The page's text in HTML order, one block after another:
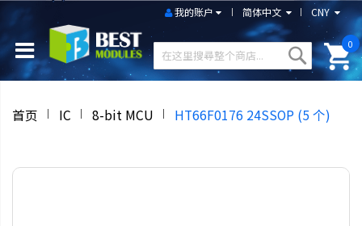
CNY
简体中文
我的账户
0
首页 IC 8-bit MCU HT66F0176 24SSOP (5 个)